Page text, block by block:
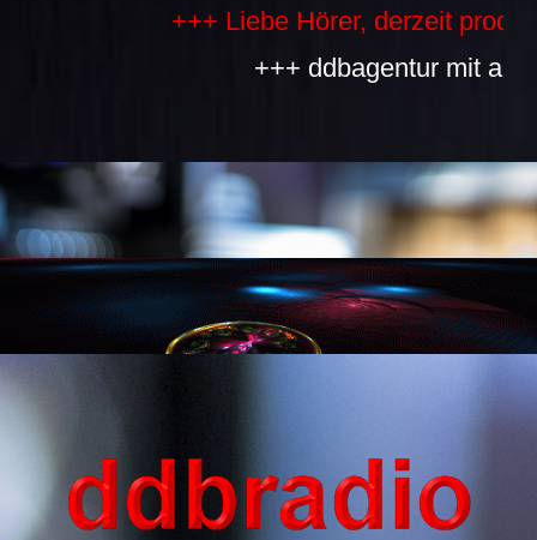
+++ Liebe Hörer, derzeit
+++ ddbagentur mit allen